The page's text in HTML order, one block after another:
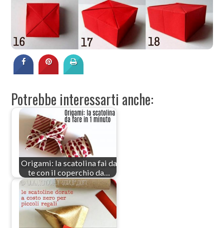
Potrebbe interessarti anche:
Origami: la scatolina fai da
te con il coperchio da…